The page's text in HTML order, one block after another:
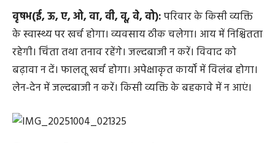
वृषभ(ई, ऊ, ए, ओ, वा, वी, वू, वे, वो):परिवार के किसी व्यक्ति
के स्वास्थ्य पर खर्च होगा। व्यवसाय ठीक चलेगा। आय में नि‍श्चितता
रहेगी। चिंता तथा तनाव रहेंगे। जल्दबाजी न करें। विवाद को
बढ़ावा न दें। फालतू खर्च होगा। अपेक्षाकृत कार्यों में विलंब होगा।
लेन-देन में जल्दबाजी न करें। किसी व्यक्ति के बहकावे में न आएं।